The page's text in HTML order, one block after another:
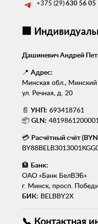
+375 (29) 630 56 05
🏢
Дашиневич Андрей
📍 Адрес:
Минская обл.,
ул. Речная, д. 20
📄 УНП: 693418761
📦 GLN: 4819861200001
💳 Расчётный счёт
🏦
Банк:
ОАО «Банк БелВЭБ»
г. Минск, просп.
БИК: BELBBY2X
📞 Контактная